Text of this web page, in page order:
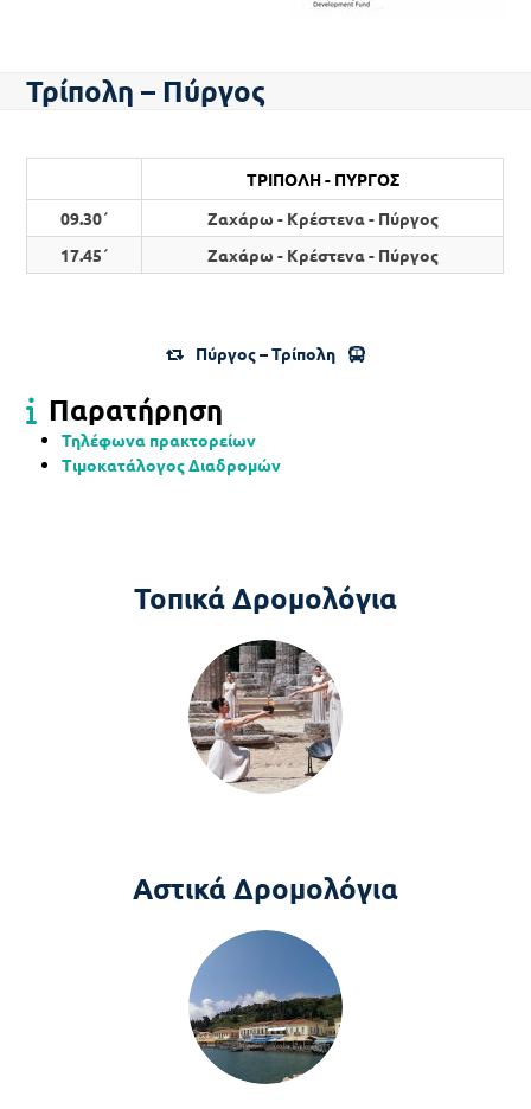
Τρίπολη – Πύργος
ΤΡΙΠΟΛΗ - ΠΥΡΓΟΣ
09.30΄
Ζαχάρω - Κρέστενα - Πύργος
17.45΄
Ζαχάρω - Κρέστενα - Πύργος
Πύργος – Τρίπολη
Παρατήρηση
Τηλέφωνα πρακτορείων
Τιμοκατάλογος Διαδρομών
Τοπικά Δρομολόγια
Αστικά Δρομολόγια